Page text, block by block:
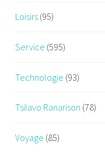
Loisirs (95)
Service (595)
Technologie (93)
Tsilavo Ranarison (78)
Voyage (85)